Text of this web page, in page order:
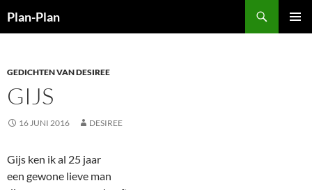
naar
Plan-Plan
GEDICHTEN VAN DESIREE
GIJS
16 JUNI 2016 DESIREE
Gijs ken ik al 25 jaar
een gewone lieve man